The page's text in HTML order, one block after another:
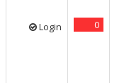
Login 0